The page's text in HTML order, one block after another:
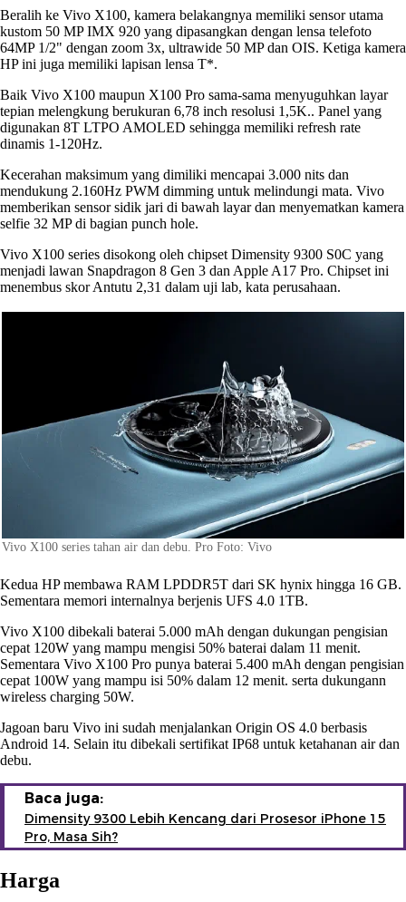
Beralih ke Vivo X100, kamera belakangnya memiliki sensor utama
kustom 50 MP IMX 920 yang dipasangkan dengan lensa telefoto
64MP 1/2" dengan zoom 3x, ultrawide 50 MP dan OIS. Ketiga kamera
HP ini juga memiliki lapisan lensa T*.
Baik Vivo X100 maupun X100 Pro sama-sama menyuguhkan layar
tepian melengkung berukuran 6,78 inch resolusi 1,5K.. Panel yang
digunakan 8T LTPO AMOLED sehingga memiliki refresh rate
dinamis 1-120Hz.
Kecerahan maksimum yang dimiliki mencapai 3.000 nits dan
mendukung 2.160Hz PWM dimming untuk melindungi mata. Vivo
memberikan sensor sidik jari di bawah layar dan menyematkan kamera
selfie 32 MP di bagian punch hole.
Vivo X100 series disokong oleh chipset Dimensity 9300 S0C yang
menjadi lawan Snapdragon 8 Gen 3 dan Apple A17 Pro. Chipset ini
menembus skor Antutu 2,31 dalam uji lab, kata perusahaan.
Vivo X100 series tahan air dan debu. Pro Foto: Vivo
Kedua HP membawa RAM LPDDR5T dari SK hynix hingga 16 GB.
Sementara memori internalnya berjenis UFS 4.0 1TB.
Vivo X100 dibekali baterai 5.000 mAh dengan dukungan pengisian
cepat 120W yang mampu mengisi 50% baterai dalam 11 menit.
Sementara Vivo X100 Pro punya baterai 5.400 mAh dengan pengisian
cepat 100W yang mampu isi 50% dalam 12 menit. serta dukungann
wireless charging 50W.
Jagoan baru Vivo ini sudah menjalankan Origin OS 4.0 berbasis
Android 14. Selain itu dibekali sertifikat IP68 untuk ketahanan air dan
debu.
Baca juga:
Dimensity 9300 Lebih Kencang dari Prosesor iPhone 15
Pro, Masa Sih?
Harga